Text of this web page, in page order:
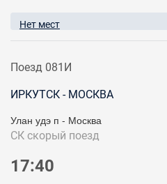
Нет мест
Поезд 081И
ИРКУТСК - МОСКВА
Улан удэ п - Москва
СК скорый поезд
17:40